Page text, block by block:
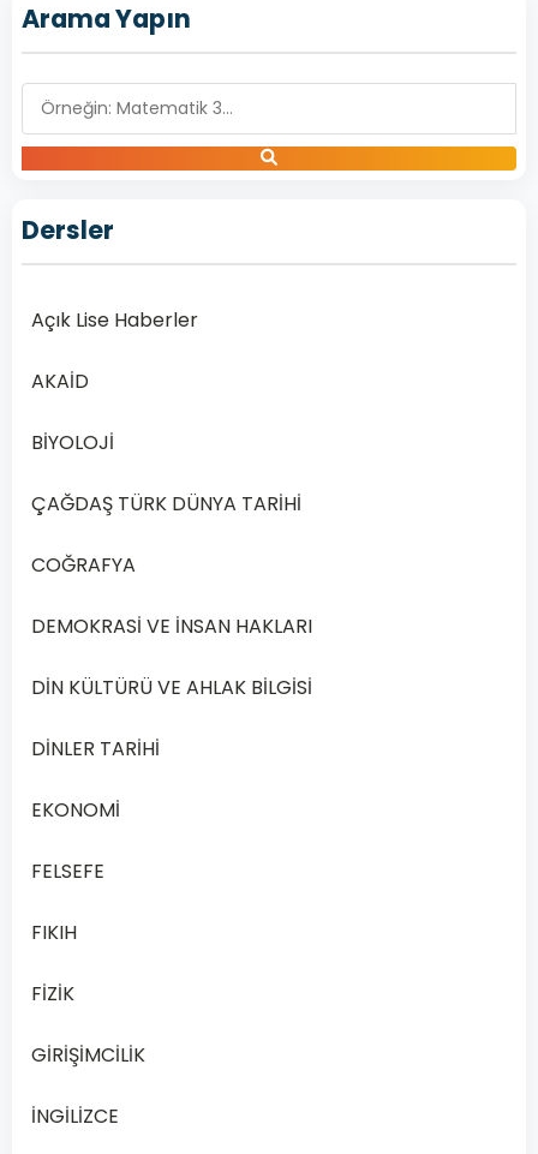
ÇAĞDAŞ
DÜNYA
TARİHİ 2
Lise
Türk
Dünya
2
2020
1.
Açık
Çağdaş
ve
Tarihi
Dersi
Yılı
Dönem
Sorularını
Arama Yapın
Dersler
Açık Lise Haberler
AKAİD
BİYOLOJİ
ÇAĞDAŞ TÜRK DÜNYA TARİHİ
COĞRAFYA
DEMOKRASİ VE İNSAN HAKLARI
DİN KÜLTÜRÜ VE AHLAK BİLGİSİ
DİNLER TARİHİ
EKONOMİ
FELSEFE
FIKIH
FİZİK
GİRİŞİMCİLİK
İNGİLİZCE